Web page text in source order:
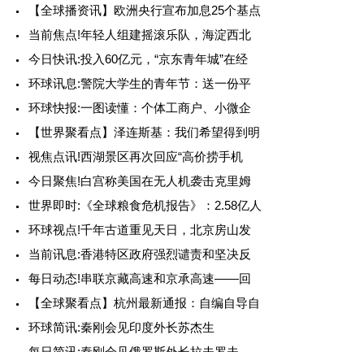
【全球播资讯】欧洲央行宣布加息25个基点
当前焦点!年轻人组建摇滚乐队，海淀西北
今日快讯:投入60亿元，“京东青年城”在经
环球讯息:警院大学生的青年节：送一份平
环球快报:一图读懂：个体工商户、小微企
【世界聚看点】泽连斯基：我们希望得到明
视焦点讯!西湖景区再次回应“高价捞手机
今日聚焦!白宫称美国在无人机袭击克里姆
世界即时:《全球粮食危机报告》：2.58亿人
环球视点!千年古道重见天日，北京房山发
当前讯息:香港特区政府强烈谴责和坚决反
每日动态!串联京藏高速和京承高速——回
【全球聚看点】杭州最新通报：自编自导自
环球简讯:秦刚会见印度外长苏杰生